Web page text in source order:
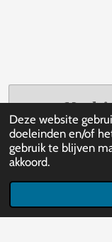
Deze website
doeleinden en/of
gebruik te blijven
akkoord.
Maak